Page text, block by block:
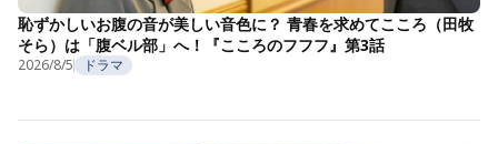
恥ずかしいお腹の音が美しい音色に？ 青春を求めてこころ（田牧
そら）は「腹ベル部」へ！『こころのフフフ』第3話
2026/8/5 ドラマ